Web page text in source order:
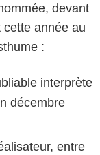
devant
année au
:
interprète
décembre
entre